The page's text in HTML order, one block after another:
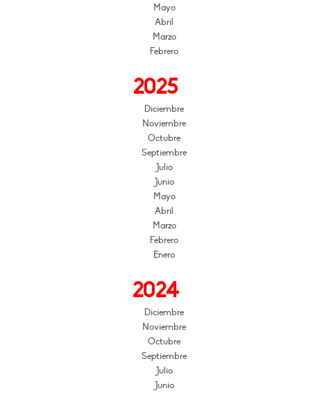
Mayo
Abril
Marzo
Febrero
2025
Diciembre
Noviembre
Octubre
Septiembre
Julio
Junio
Mayo
Abril
Marzo
Febrero
Enero
2024
Diciembre
Noviembre
Octubre
Septiembre
Julio
Junio